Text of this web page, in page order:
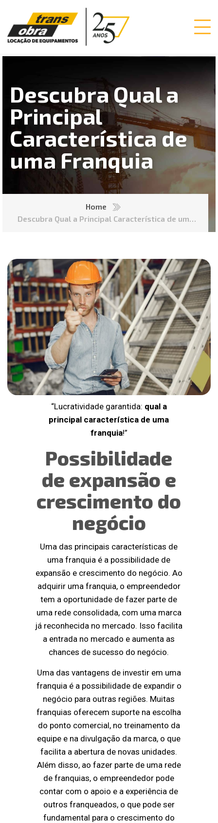
Descubra Qual a
Principal
Característica de
uma Franquia
Home
Descubra Qual a Principal Característica de uma
“Lucratividade garantida: qual a
principal característica de uma
franquia!”
Possibilidade
de expansão e
crescimento do
negócio
Uma das principais características de
uma franquia é a possibilidade de
expansão e crescimento do negócio. Ao
adquirir uma franquia, o empreendedor
tem a oportunidade de fazer parte de
uma rede consolidada, com uma marca
já reconhecida no mercado. Isso facilita
a entrada no mercado e aumenta as
chances de sucesso do negócio.
Uma das vantagens de investir em uma
franquia é a possibilidade de expandir o
negócio para outras regiões. Muitas
franquias oferecem suporte na escolha
do ponto comercial, no treinamento da
equipe e na divulgação da marca, o que
facilita a abertura de novas unidades.
Além disso, ao fazer parte de uma rede
de franquias, o empreendedor pode
contar com o apoio e a experiência de
outros franqueados, o que pode ser
fundamental para o crescimento do